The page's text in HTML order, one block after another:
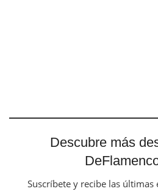
Descubre más
Suscríbete y recibe las